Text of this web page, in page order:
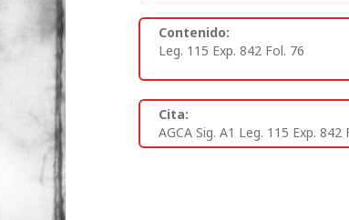
Contenido:
Leg. 115 Exp. 842 Fol. 76
Cita:
AGCA Sig. A1 Leg. 115 Exp. 842